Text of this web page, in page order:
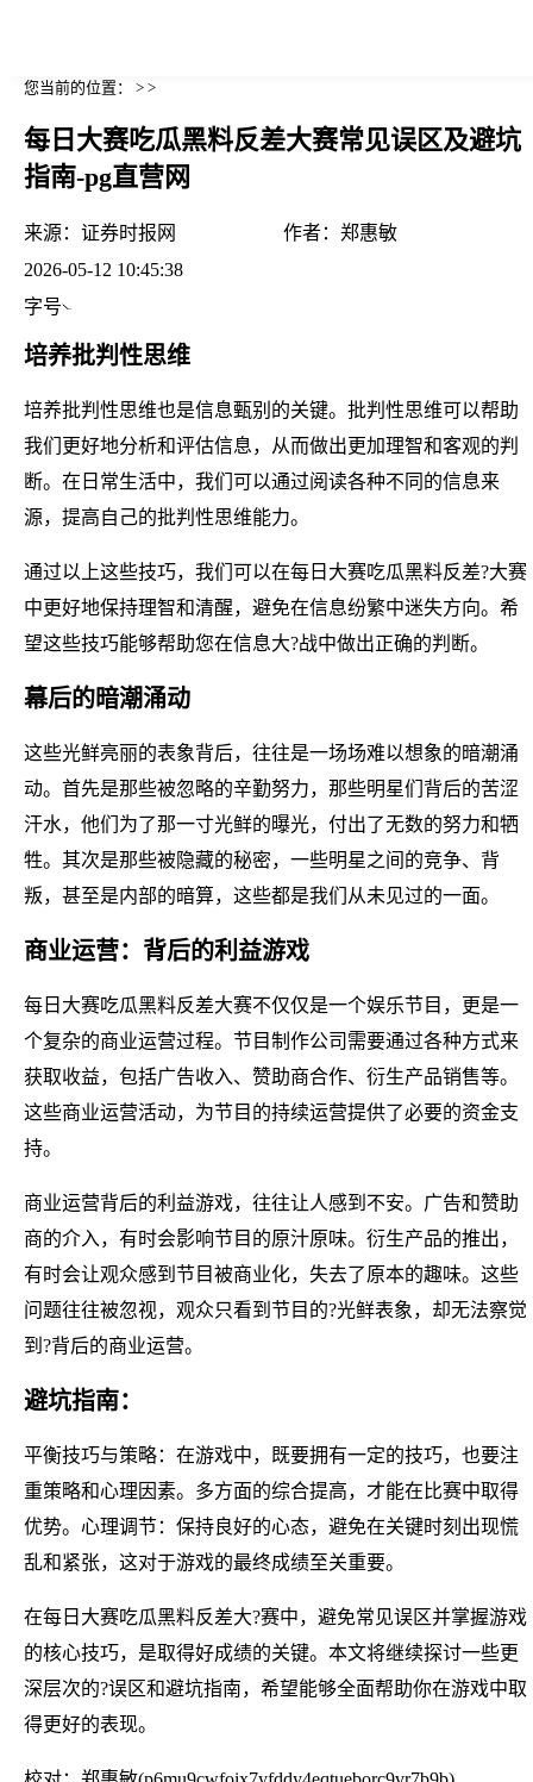
您当前的位置： > >
每日大赛吃瓜黑料反差大赛常见误区及避坑
指南-pg直营网
来源： 证券时报网 作者： 郑惠敏
2026-05-12 10:45:38
字号
培养批判性思维
培养批判性思维也是信息甄别的关键。批判性思维可以帮助
我们更好地分析和评估信息，从而做出更加理智和客观的判
断。在日常生活中，我们可以通过阅读各种不同的信息来
源，提高自己的批判性思维能力。
通过以上这些技巧，我们可以在每日大赛吃瓜黑料反差?大赛
中更好地保持理智和清醒，避免在信息纷繁中迷失方向。希
望这些技巧能够帮助您在信息大?战中做出正确的判断。
幕后的暗潮涌动
这些光鲜亮丽的表象背后，往往是一场场难以想象的暗潮涌
动。首先是那些被忽略的辛勤努力，那些明星们背后的苦涩
汗水，他们为了那一寸光鲜的曝光，付出了无数的努力和牺
牲。其次是那些被隐藏的秘密，一些明星之间的竞争、背
叛，甚至是内部的暗算，这些都是我们从未见过的一面。
商业运营：背后的利益游戏
每日大赛吃瓜黑料反差大赛不仅仅是一个娱乐节目，更是一
个复杂的商业运营过程。节目制作公司需要通过各种方式来
获取收益，包括广告收入、赞助商合作、衍生产品销售等。
这些商业运营活动，为节目的持续运营提供了必要的资金支
持。
商业运营背后的利益游戏，往往让人感到不安。广告和赞助
商的介入，有时会影响节目的原汁原味。衍生产品的推出，
有时会让观众感到节目被商业化，失去了原本的趣味。这些
问题往往被忽视，观众只看到节目的?光鲜表象，却无法察觉
到?背后的商业运营。
避坑指南：
平衡技巧与策略：在游戏中，既要拥有一定的技巧，也要注
重策略和心理因素。多方面的综合提高，才能在比赛中取得
优势。心理调节：保持良好的心态，避免在关键时刻出现慌
乱和紧张，这对于游戏的最终成绩至关重要。
在每日大赛吃瓜黑料反差大?赛中，避免常见误区并掌握游戏
的核心技巧，是取得好成绩的关键。本文将继续探讨一些更
深层次的?误区和避坑指南，希望能够全面帮助你在游戏中取
得更好的表现。